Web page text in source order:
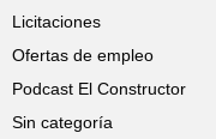
Licitaciones
Ofertas de empleo
Podcast El Constructor
Sin categoría